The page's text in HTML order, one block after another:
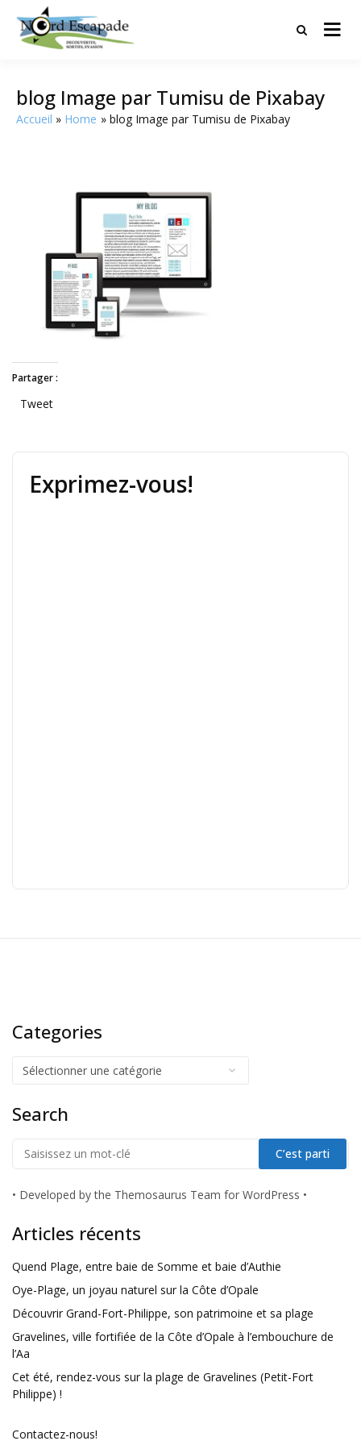
Tourisme et randonnées en Hauts
blog Image par Tumisu de Pixabay
Accueil Home blog Image par Tumisu de Pixabay
Partager :
Tweet
Exprimez-vous!
Categories
Search
• Developed by the Themosaurus Team for WordPress •
Articles récents
Quend Plage, entre baie de Somme et baie d’Authie
Oye-Plage, un joyau naturel sur la Côte d’Opale
Découvrir Grand-Fort-Philippe, son patrimoine et sa plage
Gravelines, ville fortifiée de la Côte d’Opale à l’embouchure de
l’Aa
Cet été, rendez-vous sur la plage de Gravelines (Petit-Fort
Philippe) !
Contactez-nous!